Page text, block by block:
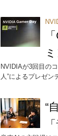
NVIDIAが3回目の
人”によるプレゼン
“